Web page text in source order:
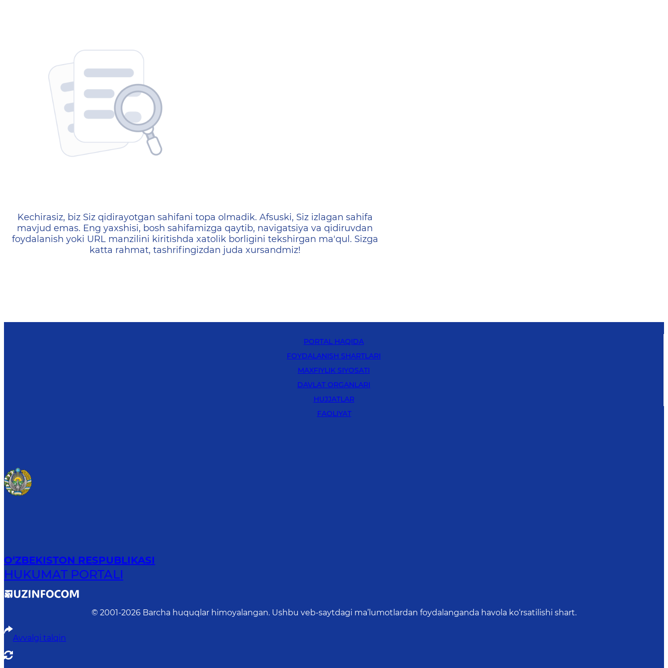
404 — Страница не найдена
Kechirasiz, biz Siz qidirayotgan sahifani topa olmadik. Afsuski, Siz izlagan sahifa
mavjud emas. Eng yaxshisi, bosh sahifamizga qaytib, navigatsiya va qidiruvdan
foydalanish yoki URL manzilini kiritishda xatolik borligini tekshirgan ma'qul. Sizga
katta rahmat, tashrifingizdan juda xursandmiz!
PORTAL HAQIDA
FOYDALANISH SHARTLARI
MAXFIYLIK SIYOSATI
DAVLAT ORGANLARI
HUJJATLAR
FAOLIYAT
O‘ZBEKISTON RESPUBLIKASI
HUKUMAT PORTALI
© 2001-2026 Barcha huquqlar himoyalangan. Ushbu veb-saytdagi ma’lumotlardan foydalanganda havola ko‘rsatilishi shart.
Avvalgi talqin